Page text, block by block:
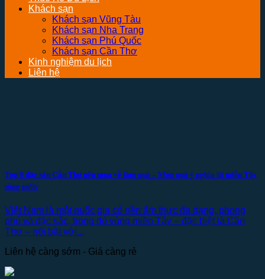
Khách sạn
Khách sạn Vũng Tàu
Khách sạn Nha Trang
Khách sạn Phú Quốc
Khách sạn Cần Thơ
Kinh nghiệm du lịch
Liên hệ
Top 8 đặc sản Cần Thơ nên mua về làm quà – Món quà ý nghĩa từ miền Tây
sông nước
Việt Nam là một quốc gia có nền ẩm thực đa dạng, phong
phú và đặc sắc, trong đó vùng miền Tây – đặc biệt là Cần
Thơ – nổi bật với...
Liên hệ càng sớm - Giá càng rẻ